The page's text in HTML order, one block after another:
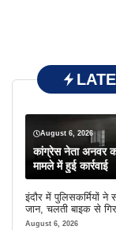
August 6, 2026
कांग्रेस नेता अनवर
मामले में हुई कार्रवाई
इंदौर में पुलिसकर्मियों
जान, चलती बाइक से
August 6, 2026